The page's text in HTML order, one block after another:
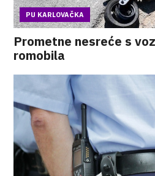
PU KARLOVAČKA
Prometne nesreće s
romobila